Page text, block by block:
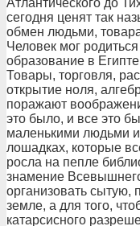
Атлантического до
сегодня ценят так
обмен людьми,
Человек мог
образование в
Товары, торговля,
открытие ноля,
поражают
это было, и все это
маленькими людьми
лошадках, которые
росла на пепле
знамение
организовать сытую,
земле, а для того,
катарсисного